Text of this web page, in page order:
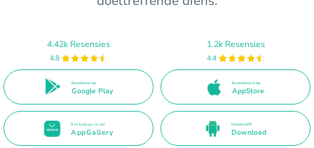
4.42k Resensies
4.8
Beskikbaar op
Google Play
1.2k Resensies
4.4
Beskikbaar in die
AppStore
Beskikbaar in die
AppGallery
Direkte APK
Download